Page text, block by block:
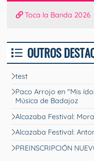
Toca la Banda 2026
OUTROS
test
Paco Arrojo en "Mis
Música de Badajoz
Alcazaba Festival:
Alcazaba Festival:
PREINSCRIPCIÓN